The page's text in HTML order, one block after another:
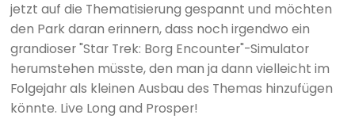
jetzt auf die Thematisierung gespannt und möchten
den Park daran erinnern, dass noch irgendwo ein
grandioser "Star Trek: Borg Encounter"-Simulator
herumstehen müsste, den man ja dann vielleicht im
Folgejahr als kleinen Ausbau des Themas hinzufügen
könnte. Live Long and Prosper!